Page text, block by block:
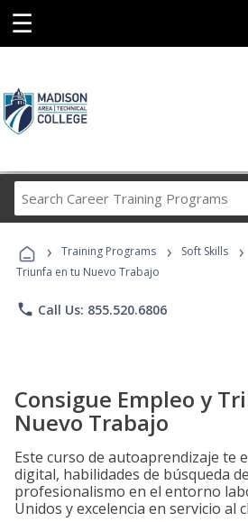
☰
Career
Programs
› Training Programs › Soft Skills ›
Triunfa en tu Nuevo Trabajo
phone Call Us: 855.520.6806
Consigue Empleo y
Nuevo Trabajo
Este curso de autoaprendizaje te
digital, habilidades de búsqueda
profesionalismo en el entorno
Unidos y excelencia en servicio al